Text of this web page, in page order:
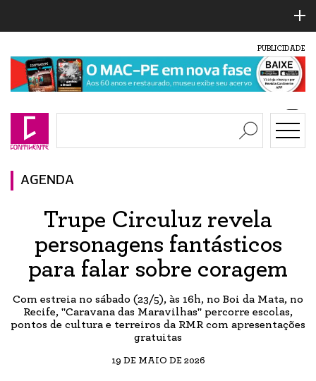
PUBLICIDADE
AGENDA
Trupe Circuluz revela
personagens fantásticos
para falar sobre coragem
Com estreia no sábado (23/5), às 16h, no Boi da Mata, no
Recife, "Caravana das Maravilhas" percorre escolas,
pontos de cultura e terreiros da RMR com apresentações
gratuitas
19 DE MAIO DE 2026